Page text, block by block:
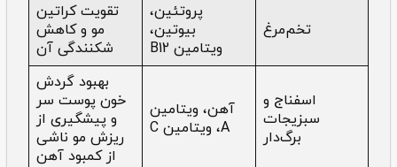
تخم‌مرغ
پروتئین،
بیوتین،
ویتامین B12
تقویت کراتین
مو و کاهش
شکنندگی آن
اسفناج و
سبزیجات
برگ‌دار
آهن، ویتامین
A، ویتامین C
بهبود گردش
خون پوست سر
و پیشگیری از
ریزش مو ناشی
از کمبود آهن